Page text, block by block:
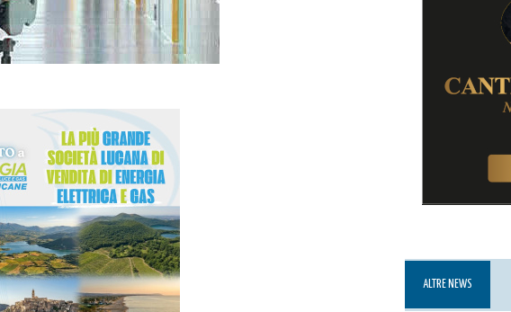
ALTRE NEWS